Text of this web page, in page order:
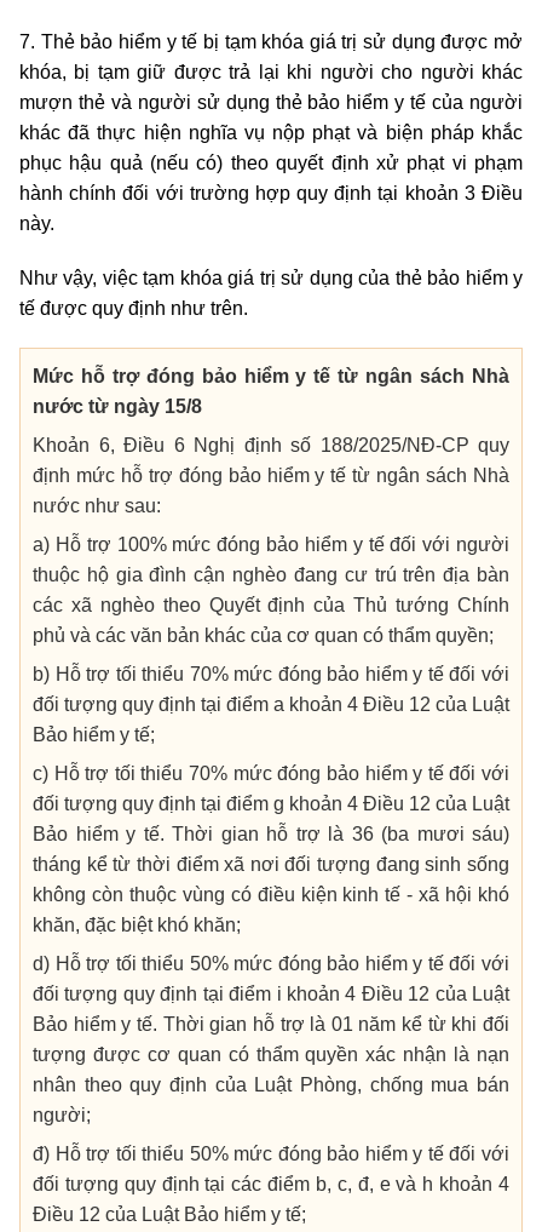
7. Thẻ bảo hiểm y tế bị tạm khóa giá trị sử dụng được mở
khóa, bị tạm giữ được trả lại khi người cho người khác
mượn thẻ và người sử dụng thẻ bảo hiểm y tế của người
khác đã thực hiện nghĩa vụ nộp phạt và biện pháp khắc
phục hậu quả (nếu có) theo quyết định xử phạt vi phạm
hành chính đối với trường hợp quy định tại khoản 3 Điều
này.
Như vậy, việc tạm khóa giá trị sử dụng của thẻ bảo hiểm y
tế được quy định như trên.
Mức hỗ trợ đóng bảo hiểm y tế từ ngân sách Nhà
nước từ ngày 15/8
Khoản 6, Điều 6 Nghị định số 188/2025/NĐ-CP quy
định mức hỗ trợ đóng bảo hiểm y tế từ ngân sách Nhà
nước như sau:
a) Hỗ trợ 100% mức đóng bảo hiểm y tế đối với người
thuộc hộ gia đình cận nghèo đang cư trú trên địa bàn
các xã nghèo theo Quyết định của Thủ tướng Chính
phủ và các văn bản khác của cơ quan có thẩm quyền;
b) Hỗ trợ tối thiểu 70% mức đóng bảo hiểm y tế đối với
đối tượng quy định tại điểm a khoản 4 Điều 12 của Luật
Bảo hiểm y tế;
c) Hỗ trợ tối thiểu 70% mức đóng bảo hiểm y tế đối với
đối tượng quy định tại điểm g khoản 4 Điều 12 của Luật
Bảo hiểm y tế. Thời gian hỗ trợ là 36 (ba mươi sáu)
tháng kể từ thời điểm xã nơi đối tượng đang sinh sống
không còn thuộc vùng có điều kiện kinh tế - xã hội khó
khăn, đặc biệt khó khăn;
d) Hỗ trợ tối thiểu 50% mức đóng bảo hiểm y tế đối với
đối tượng quy định tại điểm i khoản 4 Điều 12 của Luật
Bảo hiểm y tế. Thời gian hỗ trợ là 01 năm kể từ khi đối
tượng được cơ quan có thẩm quyền xác nhận là nạn
nhân theo quy định của Luật Phòng, chống mua bán
người;
đ) Hỗ trợ tối thiểu 50% mức đóng bảo hiểm y tế đối với
đối tượng quy định tại các điểm b, c, đ, e và h khoản 4
Điều 12 của Luật Bảo hiểm y tế;